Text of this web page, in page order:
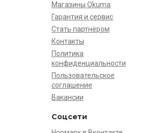
Магазины Okuma
Гарантия и сервис
Стать партнёром
Контакты
Политика
конфиденциальности
Пользовательское
соглашение
Вакансии
Соцсети